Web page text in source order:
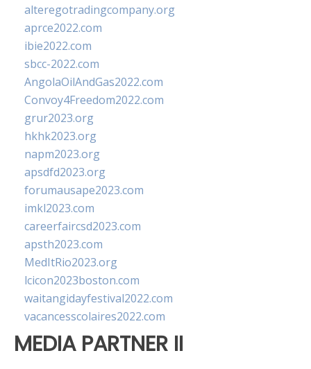
alteregotradingcompany.org
aprce2022.com
ibie2022.com
sbcc-2022.com
AngolaOilAndGas2022.com
Convoy4Freedom2022.com
grur2023.org
hkhk2023.org
napm2023.org
apsdfd2023.org
forumausape2023.com
imkl2023.com
careerfaircsd2023.com
apsth2023.com
MedItRio2023.org
lcicon2023boston.com
waitangidayfestival2022.com
vacancesscolaires2022.com
MEDIA PARTNER II